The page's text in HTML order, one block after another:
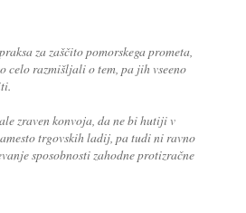
za zaščito pomorskega prometa,
celo razmišljali o tem, pa jih vseeno
zraven konvoja, da ne bi hutiji v
trgovskih ladij, pa tudi ni ravno
sposobnosti zahodne protizračne